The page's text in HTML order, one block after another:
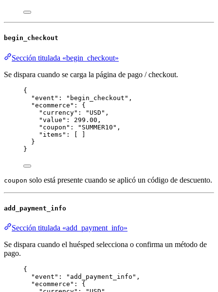
begin_checkout
Sección titulada «begin_checkout»
Se dispara cuando se carga la página de pago / checkout.
{
"event" : " begin_checkout " ,
"ecommerce" : {
"currency" : " USD " ,
"value" : 299.00 ,
"coupon" : " SUMMER10 " ,
"items" : [ ]
}
}
coupon solo está presente cuando se aplicó un código de descuento.
add_payment_info
Sección titulada «add_payment_info»
Se dispara cuando el huésped selecciona o confirma un método de
pago.
{
"event" : " add_payment_info " ,
"ecommerce" : {